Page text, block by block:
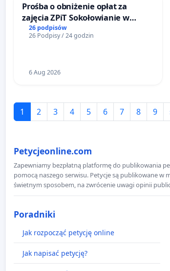
Prośba o obniżenie opłat za
zajęcia ZPiT Sokołowianie w
Sokołowskim Ośrodku Kultury
26 podpisów
26 Podpisy / 24 godzin
6 Aug 2026
1 2 3 4 5 6 7 8 9
Petycjeonline.com
Zapewniamy bezpłatną platformę do publikowania
pomocą naszego serwisu. Petycje są publikowane w
świetnym sposobem, na zwrócenie uwagi opinii
Poradniki
Jak rozpocząć petycję online
Jak napisać petycję?